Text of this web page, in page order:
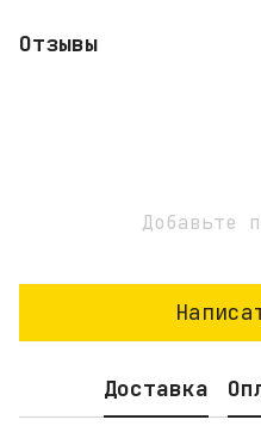
Отзывы
Добавьте
Доставка